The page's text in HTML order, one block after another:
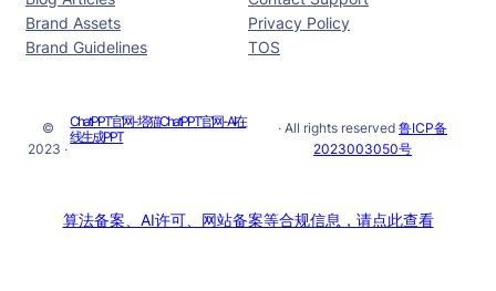
Brand Assets
Brand Guidelines
Privacy Policy
TOS
©
2023 ·
ChatPPT官网-塔猫ChatPPT官网-AI在
线生成PPT
· All rights reserved鲁ICP备
2023003050号
算法备案、AI许可、网站备案等合规信息，请点此查看